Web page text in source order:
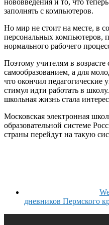
заполнять с компьютеров.
Но мир не стоит на месте, в
персональных компьютеров,
нормального рабочего
Поэтому учителям в возрасте
самообразованием, а для
что окончил педагогические
стимул идти работать в
школьная жизнь стала
Московская электронная
образовательной системе
страны перейдут на такую
дневников Пермского